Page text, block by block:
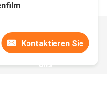
Kontaktieren Sie
uns